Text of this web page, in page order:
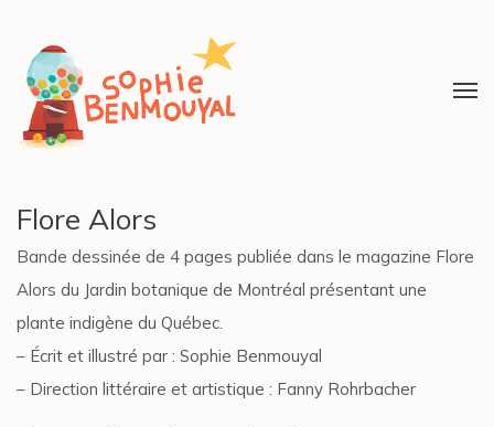
Flore Alors
Bande dessinée de 4 pages publiée dans le magazine Flore
Alors du Jardin botanique de Montréal présentant une
plante indigène du Québec.
– Écrit et illustré par : Sophie Benmouyal
– Direction littéraire et artistique : Fanny Rohrbacher